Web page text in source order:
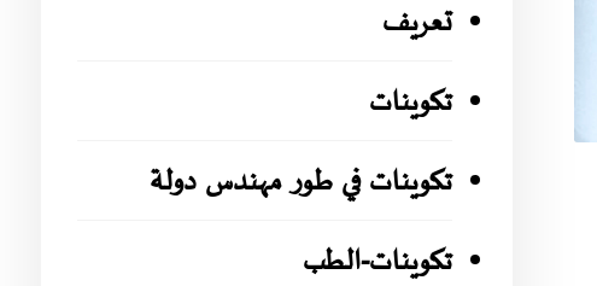
تعريف
تكوينات
تكوينات في طور مهندس دولة
تكوينات-الطب